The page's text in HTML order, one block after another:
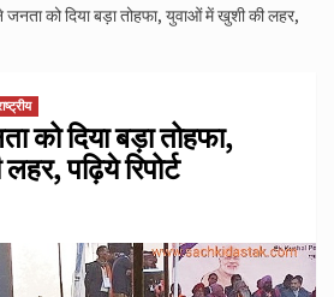
जनता को दिया बड़ा तोहफा, युवाओं में खुशी की लहर,
को दिया बड़ा तोहफा,
पढ़िये रिपोर्ट